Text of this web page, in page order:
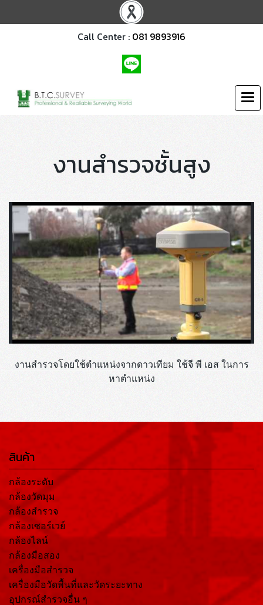
Call Center : 081 9893916
งานสำรวจชั้นสูง
งานสำรวจโดยใช้ตำแหน่งจากดาวเทียม ใช้จี พี เอส ในการ
หาตำแหน่ง
สินค้า
กล้องระดับ
กล้องวัดมุม
กล้องสำรวจ
กล้องเซอร์เวย์
กล้องไลน์
กล้องมือสอง
เครื่องมือสำรวจ
เครื่องมือวัดพื้นที่และวัดระยะทาง
อุปกรณ์สำรวจอื่น ๆ